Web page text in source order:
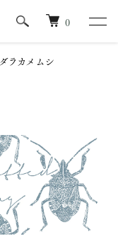
0
ラカメムシ